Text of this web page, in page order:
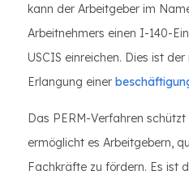
kann der Arbeitgeber im
Arbeitnehmers einen I-140-
USCIS einreichen. Dies ist
Erlangung einer
Das PERM-Verfahren
ermöglicht es Arbeitgebern,
Fachkräfte zu fördern. Es ist